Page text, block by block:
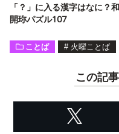
「？」に入る漢字はなに？
開珎パズル107
ことば # 火曜ことば
この記